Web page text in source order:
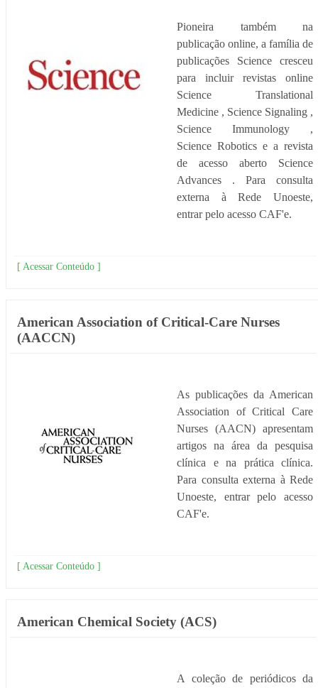
Pioneira também na
publicação online, a família de
publicações Science cresceu
para incluir revistas online
Science Translational
Medicine , Science Signaling ,
Science Immunology ,
Science Robotics e a revista
de acesso aberto Science
Advances . Para consulta
externa à Rede Unoeste,
entrar pelo acesso CAF'e.
[ Acessar Conteúdo ]
American Association of Critical-Care Nurses
(AACCN)
As publicações da American
Association of Critical Care
Nurses (AACN) apresentam
artigos na área da pesquisa
clínica e na prática clínica.
Para consulta externa à Rede
Unoeste, entrar pelo acesso
CAF'e.
[ Acessar Conteúdo ]
American Chemical Society (ACS)
A coleção de periódicos da